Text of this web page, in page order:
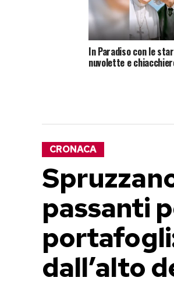
In Paradiso con le
nuvolette e
CRONACA
passanti
dall’alto